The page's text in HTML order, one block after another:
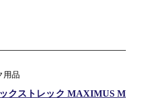
用品
クストレック MAXIMUS M